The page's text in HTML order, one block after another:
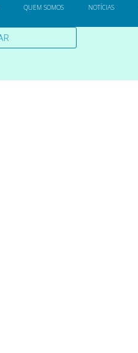
QUEM SOMOS NOTÍCIAS